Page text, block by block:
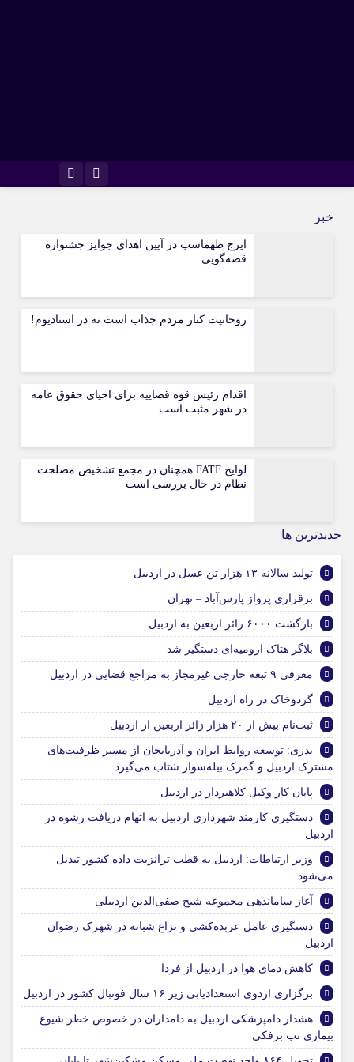
خبر
ایرج طهماسب در آیین اهدای جوایز جشنواره
قصه‌گویی
روحانیت کنار مردم جذاب است نه در استادیوم!
اقدام رئیس قوه قضاییه برای احیای حقوق عامه
در شهر مثبت است
لوایح FATF همچنان در مجمع تشخیص مصلحت
نظام در حال بررسی است
جديدترين ها
تولید سالانه ۱۳ هزار تن عسل در اردبیل
برقراری پرواز پارس‌آباد – تهران
بازگشت ۶۰۰۰ زائر اربعین به اردبیل
بلاگر هتاک ارومیه‌ای دستگیر شد
معرفی ۹ تبعه خارجی غیرمجاز به مراجع قضایی در اردبیل
گردوخاک در راه اردبیل
ثبت‌نام بیش از ۲۰ هزار زائر اربعین از اردبیل
بدری: توسعه روابط ایران و آذربایجان از مسیر ظرفیت‌های
مشترک اردبیل و گمرک بیله‌سوار شتاب می‌گیرد
پایان کار وکیل کلاهبردار در اردبیل
دستگیری کارمند شهرداری اردبیل به اتهام دریافت رشوه در
اردبیل
وزیر ارتباطات: اردبیل به قطب ترانزیت داده کشور تبدیل
می‌شود
آغاز ساماندهی مجموعه شیخ صفی‌الدین اردبیلی
دستگیری عامل عربده‌کشی و نزاع شبانه در شهرک رضوان
اردبیل
کاهش دمای هوا در اردبیل از فردا
برگزاری اردوی استعدادیابی زیر ۱۶ سال فوتبال کشور در اردبیل
هشدار دامپزشکی اردبیل به دامداران در خصوص خطر شیوع
بیماری تب برفکی